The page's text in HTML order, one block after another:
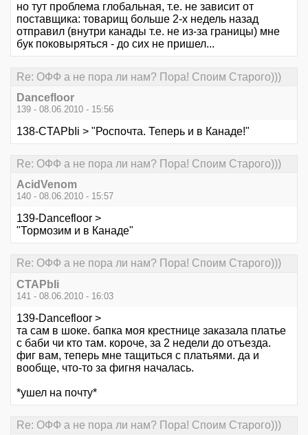
но тут проблема глобальная, т.е. не зависит от
поставщика: товарищ больше 2-х недель назад
отправил (внутри канады т.е. не из-за границы) мне
бук поковыряться - до сих не пришел...
Re: ОФФ а не пора ли нам? Пора! Споим Старого)))
Dancefloor
139 - 08.06.2010 - 15:56
138-CTAPbIi > "Роспочта. Теперь и в Канаде!"
Re: ОФФ а не пора ли нам? Пора! Споим Старого)))
AcidVenom
140 - 08.06.2010 - 15:57
139-Dancefloor >
"Тормозим и в Канаде"
Re: ОФФ а не пора ли нам? Пора! Споим Старого)))
CTAPbIi
141 - 08.06.2010 - 16:03
139-Dancefloor >
та сам в шоке. бапка моя крестнице заказала платье
с баби чи кто там. короче, за 2 недели до отъезда.
фиг вам, теперь мне тащиться с платьями. да и
вообще, что-то за фигня началась.
*ушел на почту*
Re: ОФФ а не пора ли нам? Пора! Споим Старого)))